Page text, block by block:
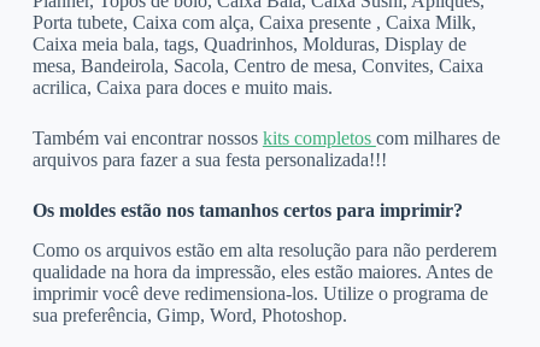
Porta tubete, Caixa com alça, Caixa presente , Caixa Milk,
Caixa meia bala, tags, Quadrinhos, Molduras, Display de
mesa, Bandeirola, Sacola, Centro de mesa, Convites, Caixa
acrilica, Caixa para doces e muito mais.
Também vai encontrar nossos kits completos com milhares de
arquivos para fazer a sua festa personalizada!!!
Os moldes estão nos tamanhos certos para imprimir?
Como os arquivos estão em alta resolução para não perderem
qualidade na hora da impressão, eles estão maiores. Antes de
imprimir você deve redimensiona-los. Utilize o programa de
sua preferência, Gimp, Word, Photoshop.